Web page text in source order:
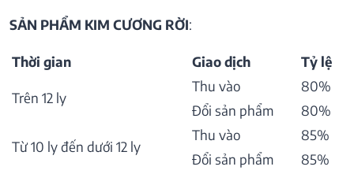
SẢN PHẨM KIM CƯƠNG RỜI:
Thời gian Giao dịch Tỷ lệ
Trên 12 ly
Thu vào
80%
Đổi sản phẩm
80%
Từ 10 ly đến dưới 12 ly
Thu vào
85%
Đổi sản phẩm
85%